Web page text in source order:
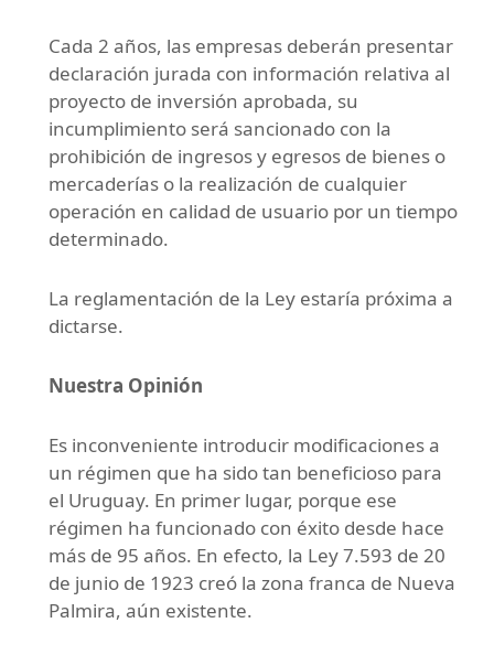
Cada 2 años, las empresas deberán presentar
declaración jurada con información relativa al
proyecto de inversión aprobada, su
incumplimiento será sancionado con la
prohibición de ingresos y egresos de bienes o
mercaderías o la realización de cualquier
operación en calidad de usuario por un tiempo
determinado.
La reglamentación de la Ley estaría próxima a
dictarse.
Nuestra Opinión
Es inconveniente introducir modificaciones a
un régimen que ha sido tan beneficioso para
el Uruguay. En primer lugar, porque ese
régimen ha funcionado con éxito desde hace
más de 95 años. En efecto, la Ley 7.593 de 20
de junio de 1923 creó la zona franca de Nueva
Palmira, aún existente.